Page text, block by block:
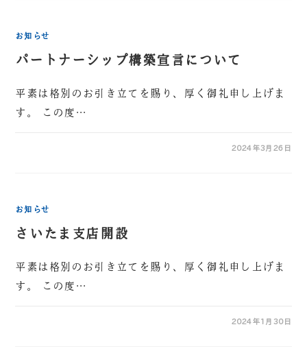
お知らせ
パートナーシップ構築宣言について
平素は格別のお引き立てを賜り、厚く御礼申し上げま
す。 この度…
2024年3月26日
お知らせ
さいたま支店開設
平素は格別のお引き立てを賜り、厚く御礼申し上げま
す。 この度…
2024年1月30日